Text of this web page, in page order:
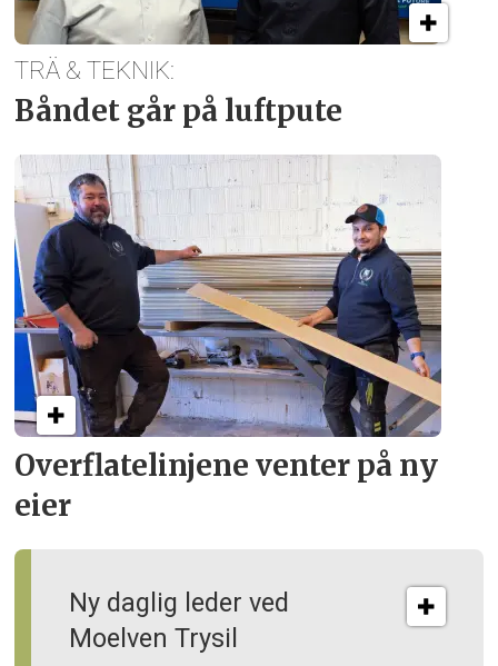
Overflate­linjene venter på ny
eier
Ny daglig leder ved
Moelven Trysil
TRÄ & TEKNIK:
Båndet går på luftpute